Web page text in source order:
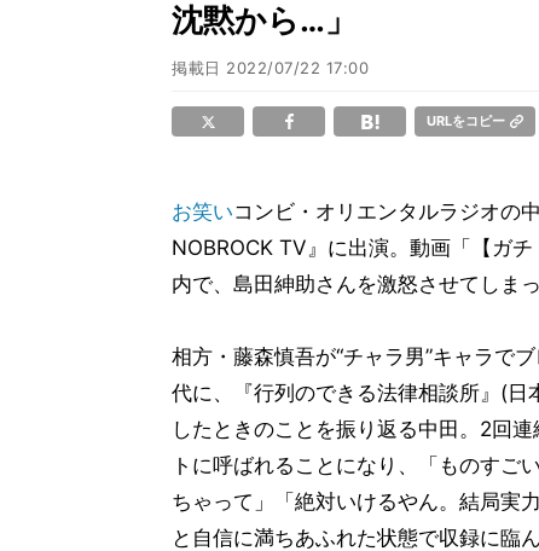
沈黙から…」
掲載日 2022/07/22 17:00
URLをコピー
お笑いコンビ・オリエンタルラジオの
NOBROCK TV』に出演。動画「【ガ
内で、島田紳助さんを激怒させてしま
相方・藤森慎吾が“チャラ男”キャラで
代に、『行列のできる法律相談所』(日
したときのことを振り返る中田。2回
トに呼ばれることになり、「ものすご
ちゃって」「絶対いけるやん。結局実
と自信に満ちあふれた状態で収録に臨ん